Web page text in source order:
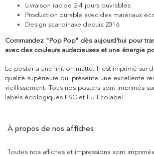
Livraison rapide 2-4 jours ouvrables
Production durable avec des matériaux
Design scandinave depuis 2016
Commandez "Pop Pop" dès aujourd'hui pour
avec des couleurs audacieuses et une énergie
Le poster a une finition matte. Il est imprimé sur
qualité supérieure qui présente une excellente
vieillissement. Tous nos posters sont imprimés
labels écologiques FSC et EU Ecolabel.
À propos de nos affiches
Toutes nos affiches et impressions sont